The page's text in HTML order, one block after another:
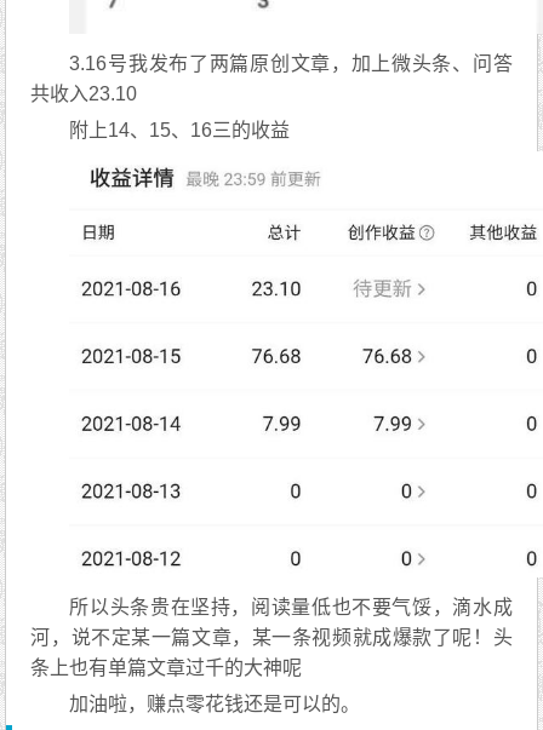
3.16号我发布了两篇原创文章，加上微头条、问答
共收入23.10
附上14、15、16三的收益
所以头条贵在坚持，阅读量低也不要气馁，滴水成
河，说不定某一篇文章，某一条视频就成爆款了呢！头
条上也有单篇文章过千的大神呢
加油啦，赚点零花钱还是可以的。